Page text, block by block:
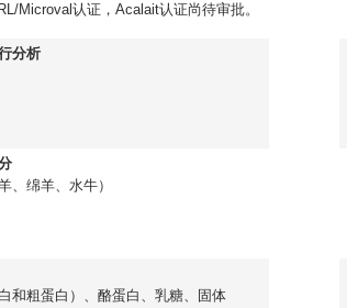
Microval认证，Acalait认证尚待审批。
分析
、绵羊、水牛）
和粗蛋白）、酪蛋白、乳糖、固体